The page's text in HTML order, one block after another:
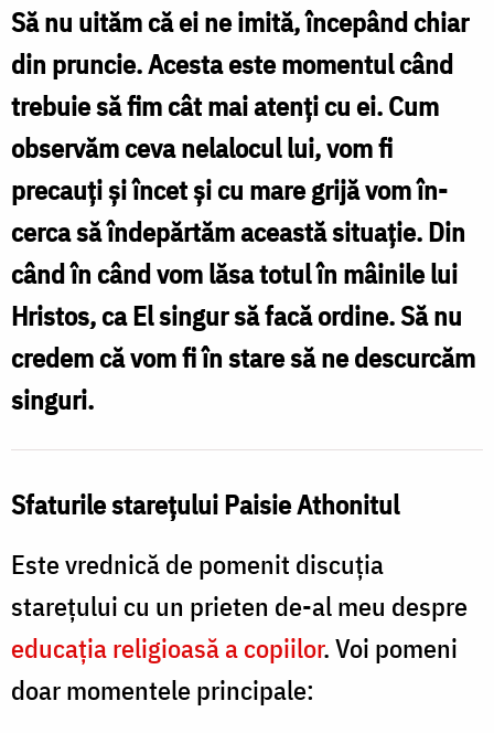
copiilor
–
îndrumările
Sfântului
Aghioritul
/
Foto:
Oana
Nechifor
Să nu uităm că ei ne imită, începând chiar
din pruncie. Acesta este momentul când
trebuie să fim cât mai atenţi cu ei. Cum
observăm ceva nelalocul lui, vom fi
precauţi şi încet şi cu mare grijă vom în­
cerca să îndepărtăm această situaţie. Din
când în când vom lăsa totul în mâinile lui
Hristos, ca El singur să facă ordine. Să nu
credem că vom fi în stare să ne descurcăm
singuri.
Sfaturile stareţului Paisie Athonitul
Este vrednică de pomenit discuţia
stareţului cu un prieten de-al meu despre
educaţia religioasă a copiilor. Voi pomeni
doar momentele principale: